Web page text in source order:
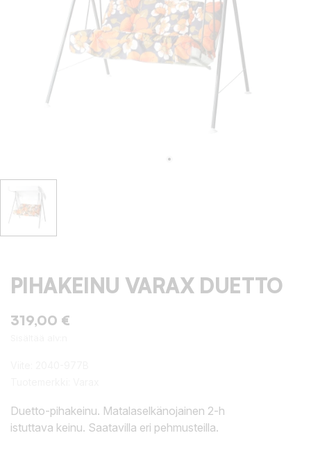
PIHAKEINU VARAX DUETTO
319,00 €
Duetto-pihakeinu. Matalaselkänojainen 2-h
istuttava keinu. Saatavilla eri pehmusteilla.